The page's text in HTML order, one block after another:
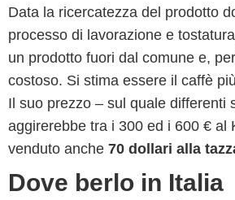
Data la ricercatezza del prodotto
processo di lavorazione e
un prodotto fuori dal comune e,
costoso. Si stima essere il caffè
Il suo prezzo – sul quale differenti
aggirerebbe tra i 300 ed i 600 € al
venduto anche 70 dollari alla
Dove berlo in Italia